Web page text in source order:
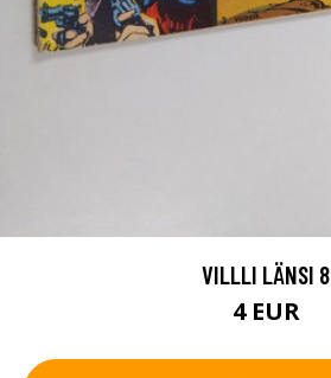
VILLLI LÄNSI 8
4 EUR